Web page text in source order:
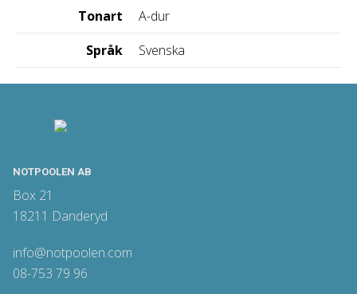
Tonart
A-dur
Språk
Svenska
NOTPOOLEN AB
Box 21
18211 Danderyd
info@notpoolen.com
08-753 79 96